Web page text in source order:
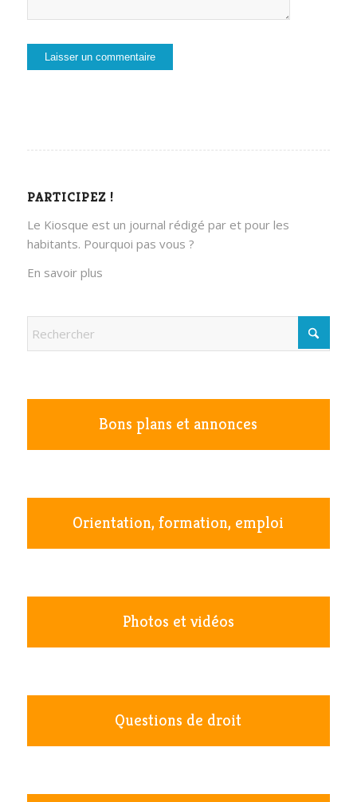
PARTICIPEZ !
Le Kiosque est un journal rédigé par et pour les
habitants. Pourquoi pas vous ?
En savoir plus
Bons plans et annonces
Orientation, formation, emploi
Photos et vidéos
Questions de droit